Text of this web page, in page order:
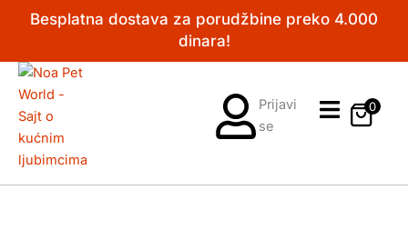
PređiBesplatna dostava za porudžbine preko 4.000
dinara!
Prijavi
se
0